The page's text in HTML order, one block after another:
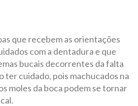
que recebem as orientações
com a dentadura e que
bucais decorrentes da falta
ter cuidado, pois machucados na
moles da boca podem se tornar